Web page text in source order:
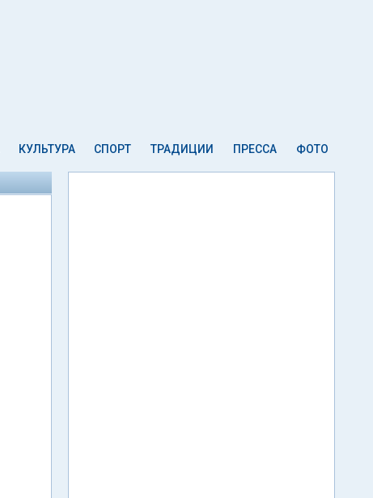
КУЛЬТУРА СПОРТ ТРАДИЦИИ ПРЕССА ФОТО